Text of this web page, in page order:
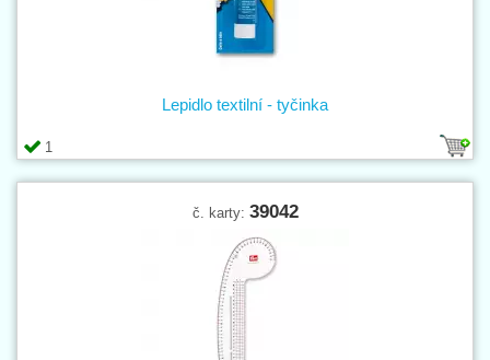
1
Lepidlo textilní - tyčinka
č. karty: 39042